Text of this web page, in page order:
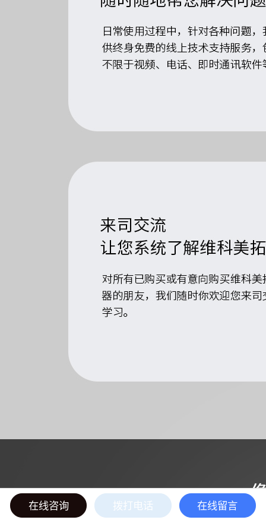
在线咨询 拨打电话 在线留言